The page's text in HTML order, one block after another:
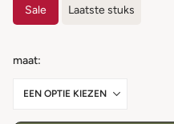
Sale Laatste stuks
maat